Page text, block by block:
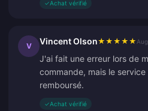
✓Achat vérifié
V Vincent Olson★ ★ ★ ★ ★
J'ai fait une erreur lors de
commande, mais le
remboursé.
✓Achat vérifié